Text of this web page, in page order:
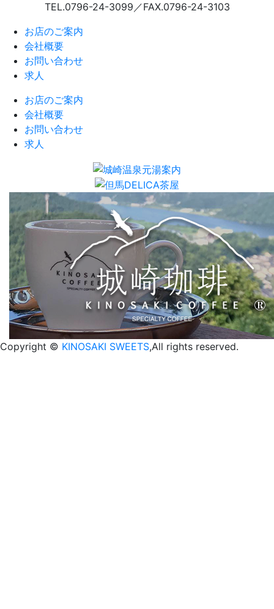
TEL.0796-24-3099／FAX.0796-24-3103
お店のご案内
会社概要
お問い合わせ
求人
お店のご案内
会社概要
お問い合わせ
求人
Copyright © KINOSAKI SWEETS,All rights reserved.